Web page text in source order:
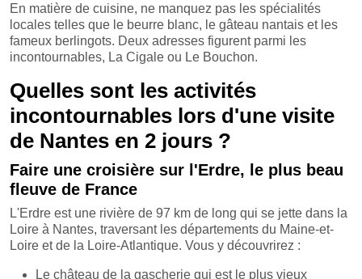
En matière de cuisine, ne manquez pas les spécialités
locales telles que le beurre blanc, le gâteau nantais et les
fameux berlingots. Deux adresses figurent parmi les
incontournables, La Cigale ou Le Bouchon.
Quelles sont les activités
incontournables lors d'une visite
de Nantes en 2 jours ?
Faire une croisière sur l'Erdre, le plus beau
fleuve de France
L'Erdre est une rivière de 97 km de long qui se jette dans la
Loire à Nantes, traversant les départements du Maine-et-
Loire et de la Loire-Atlantique. Vous y découvrirez :
Le château de la gascherie qui est le plus vieux